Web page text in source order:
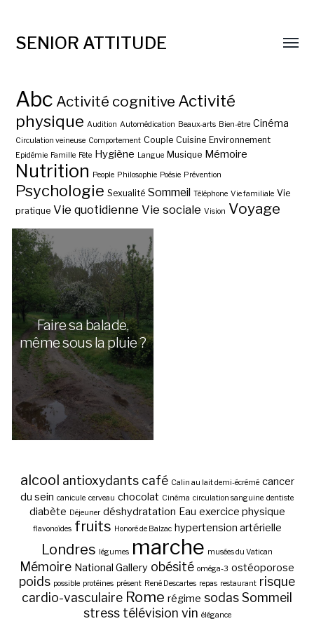
SENIOR ATTITUDE
Abc Activité cognitive Activité
physique Audition Automédication Beaux-arts Bien-être Cinéma
Circulation veineuse Comportement Couple Cuisine Environnement
Epidémie Famille Fête Hygiène Langue Musique Mémoire
Nutrition People Philosophie Poésie Prévention
Psychologie Sexualité Sommeil Téléphone Vie familiale Vie
pratique Vie quotidienne Vie sociale Vision Voyage
Faire sa balade,
même sous la pluie ?
alcool antioxydants café Calin au lait demi-écrémé cancer
du sein canicule cerveau chocolat Cinéma circulation sanguine dentiste
diabète Déjeuner déshydratation Eau exercice physique
flavonoïdes fruits Honoré de Balzac hypertension artérielle
Londres légumes marche musées du Vatican
Mémoire National Gallery obésité oméga-3 ostéoporose
poids possible protéines présent René Descartes repas restaurant risque
cardio-vasculaire Rome régime sodasSommeil
stress télévision vin élégance